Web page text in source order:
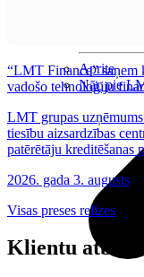
Aprite
Nāc pie
“LMT Finance” saņem
vadošo tehnoloģiju
LMT grupas
tiesību aizsardzības
patērētāju kreditēšanas
2026. gada 3. augusts
Visas preses relīzes
Klientu